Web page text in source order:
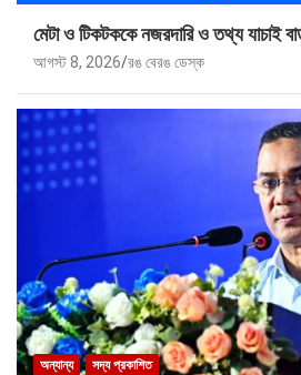
মেটা ও টিকটককে নজরদারি ও তথ্য যাচাই
আগস্ট 8, 2026 রঙ বেরঙ ডেস্ক
অন্যান্য সদ্য প্রকাশিত